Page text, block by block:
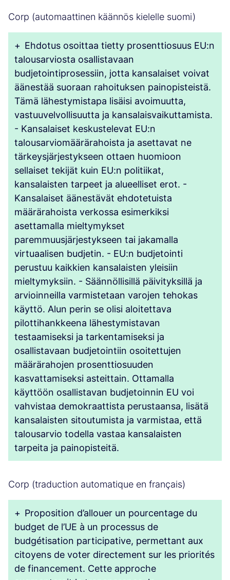
Corp (automaattinen käännös kielelle suomi)
+ Ehdotus osoittaa tietty prosenttiosuus EU:n
talousarviosta osallistavaan
budjetointiprosessiin, jotta kansalaiset voivat
äänestää suoraan rahoituksen painopisteistä.
Tämä lähestymistapa lisäisi avoimuutta,
vastuuvelvollisuutta ja kansalaisvaikuttamista.
- Kansalaiset keskustelevat EU:n
talousarviomäärärahoista ja asettavat ne
tärkeysjärjestykseen ottaen huomioon
sellaiset tekijät kuin EU:n politiikat,
kansalaisten tarpeet ja alueelliset erot. -
Kansalaiset äänestävät ehdotetuista
määrärahoista verkossa esimerkiksi
asettamalla mieltymykset
paremmuusjärjestykseen tai jakamalla
virtuaalisen budjetin. - EU:n budjetointi
perustuu kaikkien kansalaisten yleisiin
mieltymyksiin. - Säännöllisillä päivityksillä ja
arvioinneilla varmistetaan varojen tehokas
käyttö. Alun perin se olisi aloitettava
pilottihankkeena lähestymistavan
testaamiseksi ja tarkentamiseksi ja
osallistavaan budjetointiin osoitettujen
määrärahojen prosenttiosuuden
kasvattamiseksi asteittain. Ottamalla
käyttöön osallistavan budjetoinnin EU voi
vahvistaa demokraattista perustaansa, lisätä
kansalaisten sitoutumista ja varmistaa, että
talousarvio todella vastaa kansalaisten
tarpeita ja painopisteitä.
Corp (traduction automatique en français)
+ Proposition d’allouer un pourcentage du
budget de l’UE à un processus de
budgétisation participative, permettant aux
citoyens de voter directement sur les priorités
de financement. Cette approche